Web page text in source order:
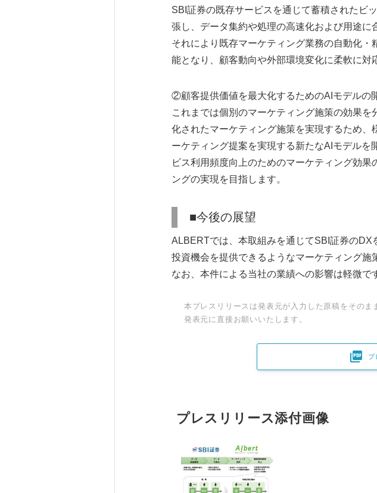
SBI証券の既存サービスを通じて蓄積されたビ
張し、データ集約や処理の高速化および用途に
それにより既存マーケティング業務の自動化
能となり、顧客動向や外部環境変化に柔軟に対
②顧客提供価値を最大化するためのAIモデルの
これまでは個別のマーケティング施策の効果
化されたマーケティング施策を実現するため
ーケティング提案を実現する新たなAIモデル
ビス利用頻度向上のためのマーケティング効
ングの実現を目指します。
■今後の展望
ALBERTでは、本取組みを通じてSBI証券の
投資機会を提供できるようなマーケティング施
なお、本件による当社の業績への影響は軽微で
本プレスリリースは発表元が入力した原稿をその
発表元に直接お願いいたします。
 プ
プレスリリース添付画像
Japanese
English